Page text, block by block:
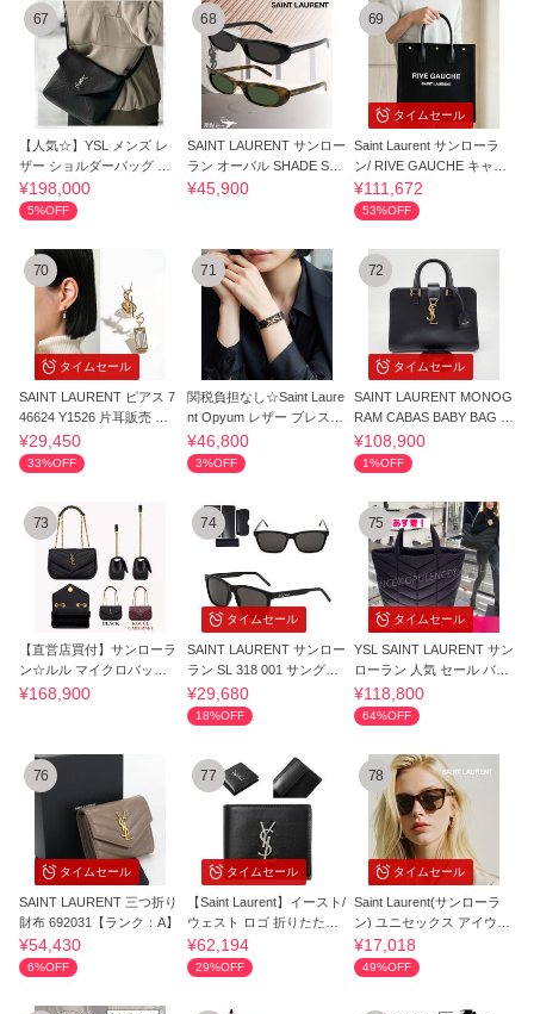
67
【人気☆】YSL メンズ レ
ザー ショルダーバッグ エ
ンベロープ
¥198,000
5%OFF
68
SAINT LAURENT サンロー
ラン オーバル SHADE SL5
57
¥45,900
タイムセール
69
Saint Laurent サンローラ
ン/ RIVE GAUCHE キャン
バストート
¥111,672
53%OFF
タイムセール
70
SAINT LAURENT ピアス 7
46624 Y1526 片耳販売 カ
サンドラロゴ
¥29,450
33%OFF
71
関税負担なし☆Saint Laure
nt Opyum レザー ブレスレ
ット
¥46,800
3%OFF
タイムセール
72
SAINT LAURENT MONOG
RAM CABAS BABY BAG (5
68853)
¥108,900
1%OFF
73
【直営店買付】サンローラ
ン☆ルル マイクロバッグ
ラム☆823962
¥168,900
タイムセール
74
SAINT LAURENT サンロー
ラン SL 318 001 サングラ
ス SL318-001
¥29,680
18%OFF
タイムセール
75
YSL SAINT LAURENT サン
ローラン 人気 セール バッ
グ
¥118,800
64%OFF
タイムセール
76
SAINT LAURENT 三つ折り
財布 692031【ランク：A】
¥54,430
6%OFF
タイムセール
77
【Saint Laurent】イースト/
ウェスト ロゴ 折りたたみ
財布
¥62,194
29%OFF
タイムセール
78
Saint Laurent(サンローラ
ン) ユニセックス アイウェ
ア 安全発送
¥17,018
49%OFF